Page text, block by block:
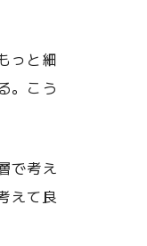
っと細
。こう
で考え
えて良